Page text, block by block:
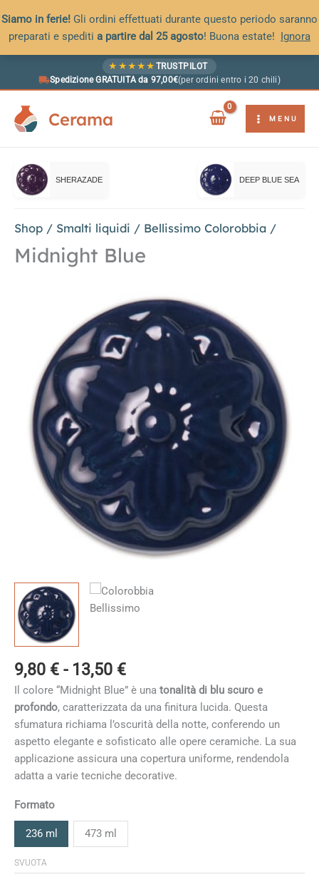
Siamo in ferie! Gli ordini effettuati durante questo periodo saranno
preparati e spediti a partire dal 25 agosto! Buona estate! Ignora
★ ★ ★ ★ ★ TRUSTPILOT
Spedizione GRATUITA da 97,00€(per ordini entro i 20 chili)
Cerama MENU
SHERAZADE DEEP BLUE SEA
Shop / Smalti liquidi / Bellissimo Colorobbia /
Midnight Blue
9,80 € - 13,50 €Fascia
di
prezzo:
da
9,80 €
a
13,50 €
Il colore “Midnight Blue” è una tonalità di blu scuro e
profondo, caratterizzata da una finitura lucida. Questa
sfumatura richiama l’oscurità della notte, conferendo un
aspetto elegante e sofisticato alle opere ceramiche. La sua
applicazione assicura una copertura uniforme, rendendola
adatta a varie tecniche decorative.
Formato
236 ml 473 ml
SVUOTA